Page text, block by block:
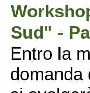
Sud" -
Entro la
domanda